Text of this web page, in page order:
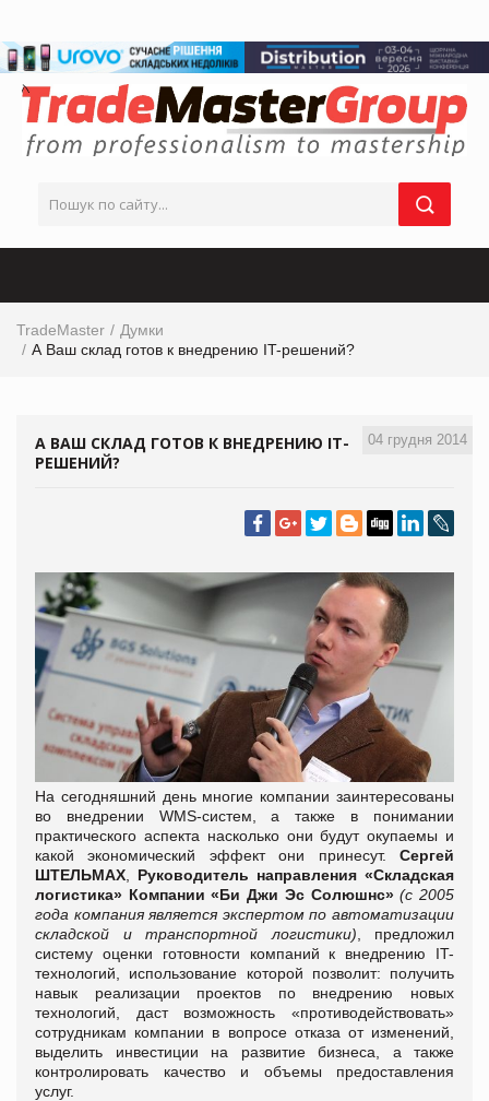
TradeMaster
Думки
А Ваш склад готов к внедрению IT-решений?
04 грудня 2014
А ВАШ СКЛАД ГОТОВ К ВНЕДРЕНИЮ IT-
РЕШЕНИЙ?
На сегодняшний день многие компании заинтересованы
во внедрении WMS-систем, а также в понимании
практического аспекта насколько они будут окупаемы и
какой экономический эффект они принесут. Сергей
ШТЕЛЬМАХ
Руководитель направления «Складская
логистика» Компании «Би Джи Эс Солюшнс»(с 2005
года компания является экспертом по автоматизации
складской и транспортной логистики) , предложил
систему оценки готовности компаний к внедрению IT-
технологий, использование которой позволит: получить
навык реализации проектов по внедрению новых
технологий, даст возможность «противодействовать»
сотрудникам компании в вопросе отказа от изменений,
выделить инвестиции на развитие бизнеса, а также
контролировать качество и объемы предоставления
услуг.